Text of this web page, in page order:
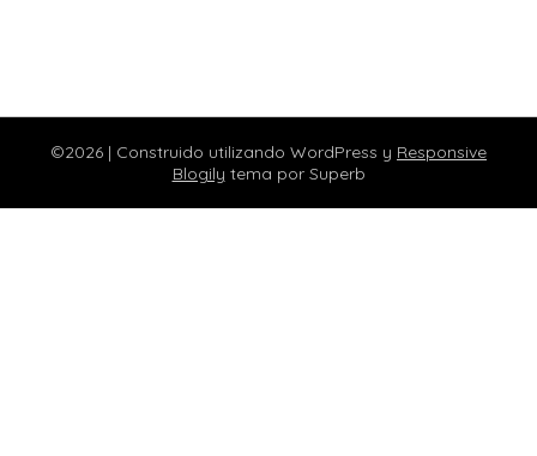
©2026 | Construido utilizando WordPress y Responsive
Blogily tema por Superb